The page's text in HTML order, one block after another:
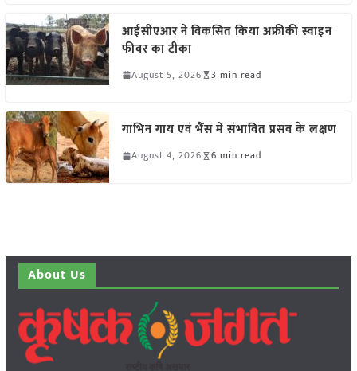
आईसीएआर ने विकसित किया अफ्रीकी स्वाइन
फीवर का टीका
August 5, 2026 3 min read
गाभिन गाय एवं भैंस में संभावित प्रसव के लक्षण
August 4, 2026 6 min read
About Us